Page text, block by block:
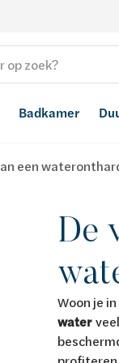
Badkamer
een
De
Woon je
waterveel